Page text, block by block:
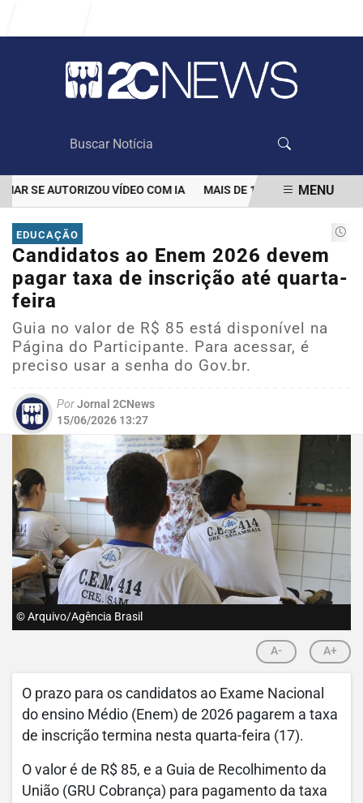
SE AUTORIZOU VÍDEO COM IA MAIS DE 100 MIL CLIENTES
EM ALTA
MENU
EDUCAÇÃO
Candidatos ao Enem 2026 devem
pagar taxa de inscrição até quarta-
feira
Guia no valor de R$ 85 está disponível na
Página do Participante. Para acessar, é
preciso usar a senha do Gov.br.
PorJornal 2CNews
15/06/2026 13:27
© Arquivo/Agência Brasil
A- A+
O prazo para os candidatos ao Exame Nacional
do ensino Médio (Enem) de 2026 pagarem a taxa
de inscrição termina nesta quarta-feira (17).
O valor é de R$ 85, e a Guia de Recolhimento da
União (GRU Cobrança) para pagamento da taxa